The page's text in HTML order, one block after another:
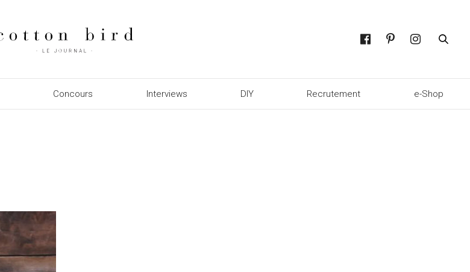
Concours Interviews DIY Recrutement e-Shop